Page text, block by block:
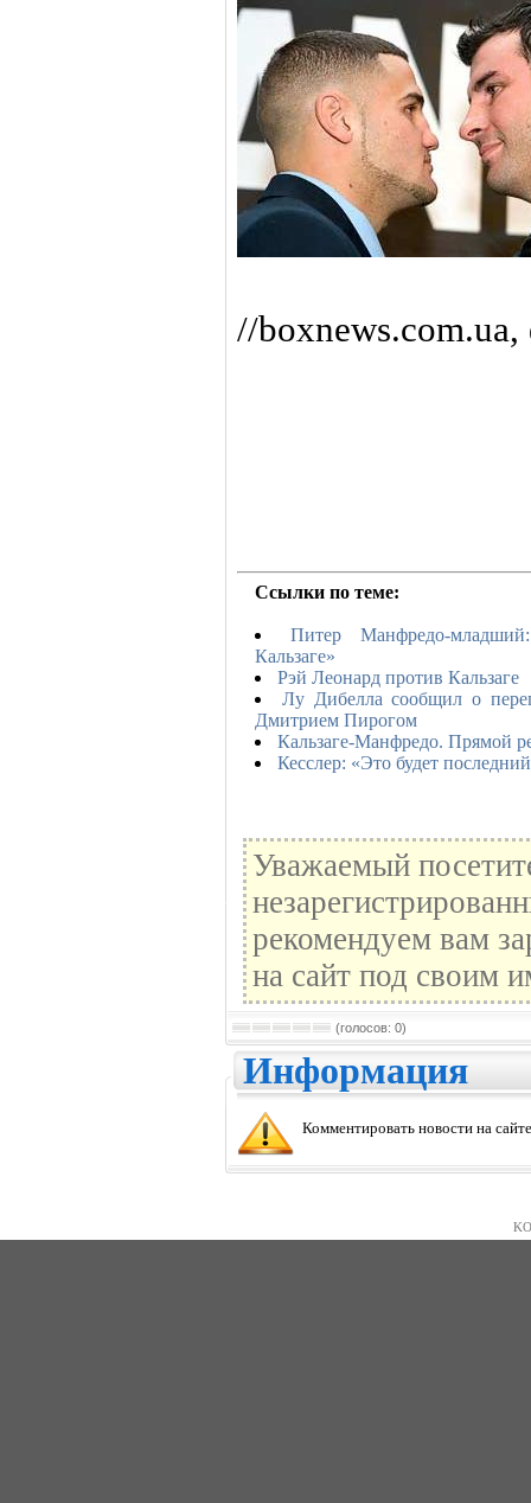
//
Ссылки по теме:
Питер Манфредо-
Кальзаге»
Рэй Леонард против Кальзаге
Лу Дибелла сообщил о
Дмитрием Пирогом
Кальзаге-Манфредо. Прямой
Кесслер: «Это будет
Уважаемый
рекомендуем вам
на сайт под своим
(голосов: 0)
Информация
Комментировать новости на